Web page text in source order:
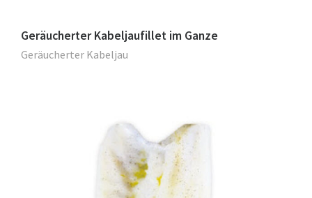
Geräucherter Kabeljaufillet im Ganze
Geräucherter Kabeljau